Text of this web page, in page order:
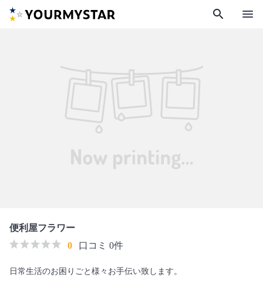
search menu
便利屋フラワー
0
口コミ 0件
日常生活のお困りごと様々お手伝い致します。